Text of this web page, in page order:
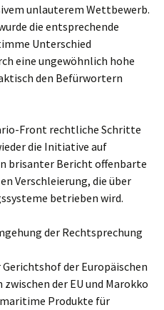
unlauterem Wettbewerb.
die entsprechende
Unterschied
eine ungewöhnlich hohe
den Befürwortern
Front rechtliche Schritte
die Initiative auf
brisanter Bericht offenbarte
Verschleierung, die über
betrieben wird.
der Rechtsprechung
der Europäischen
der EU und Marokko
Produkte für